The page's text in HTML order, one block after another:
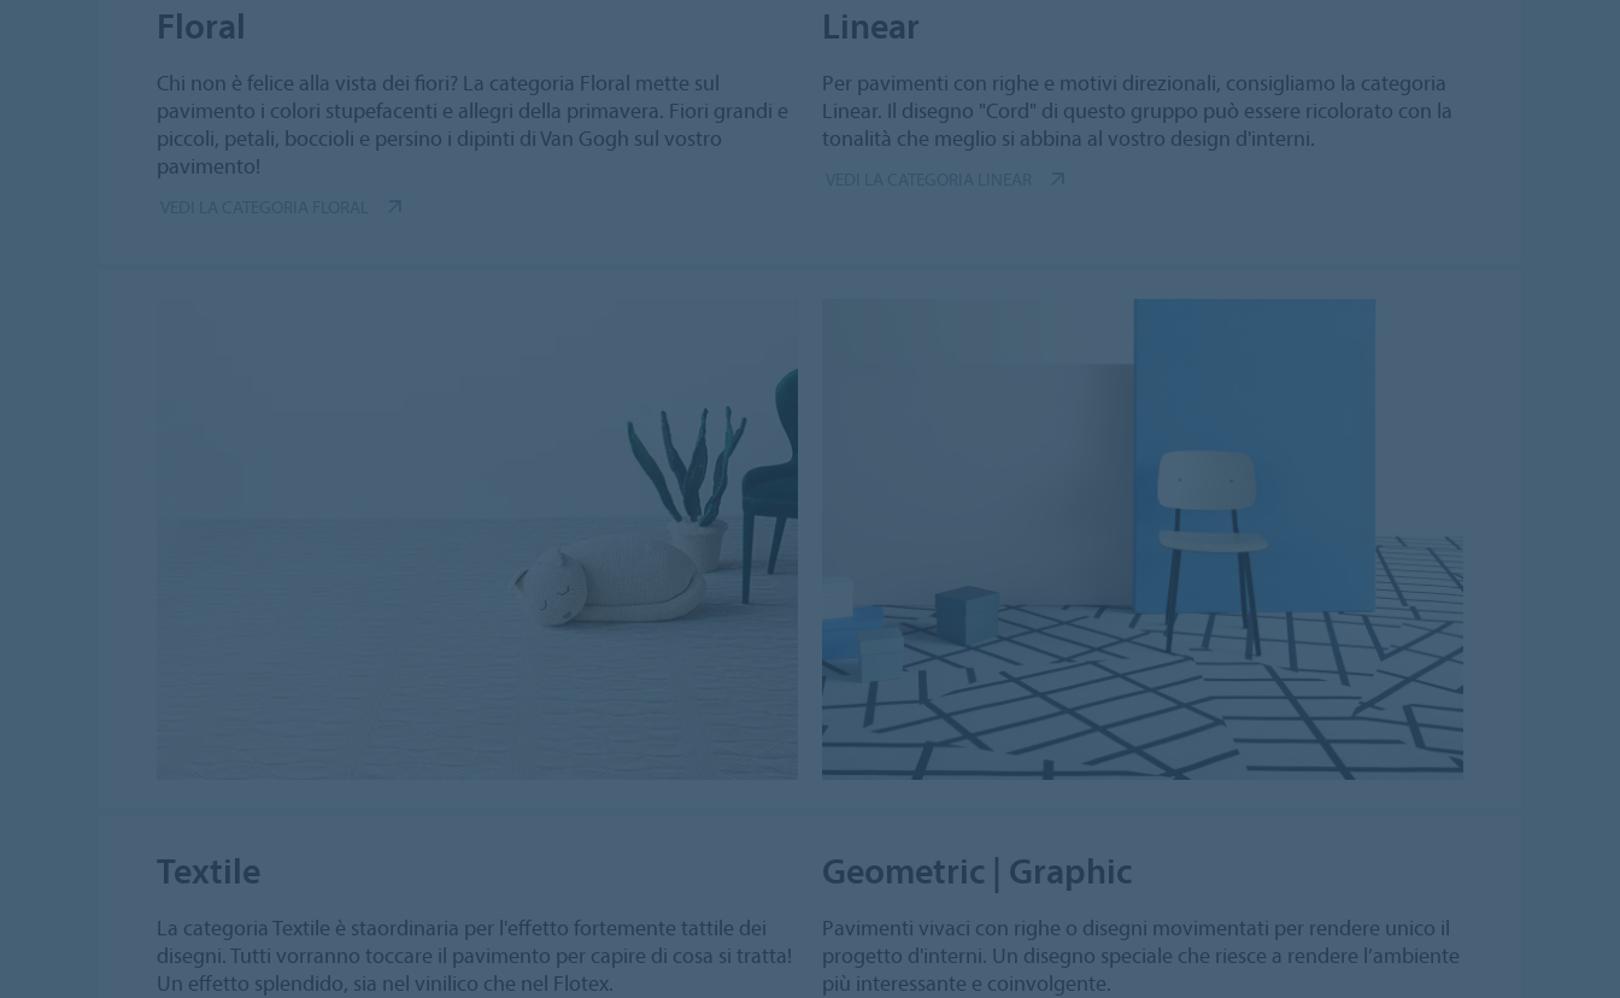
Floral
Chi non è felice alla vista dei fiori? La categoria Floral mette sul
pavimento i colori stupefacenti e allegri della primavera. Fiori grandi e
piccoli, petali, boccioli e persino i dipinti di Van Gogh sul vostro
pavimento!
Linear
Per pavimenti con righe e motivi direzionali, consigliamo la categoria
Linear. Il disegno "Cord" di questo gruppo può essere ricolorato con la
tonalità che meglio si abbina al vostro design d'interni.
Textile
La categoria Textile è staordinaria per l'effetto fortemente tattile dei
disegni. Tutti vorranno toccare il pavimento per capire di cosa si tratta!
Un effetto splendido, sia nel vinilico che nel Flotex.
Geometric | Graphic
Pavimenti vivaci con righe o disegni movimentati per rendere unico il
progetto d'interni. Un disegno speciale che riesce a rendere l’ambiente
più interessante e coinvolgente.